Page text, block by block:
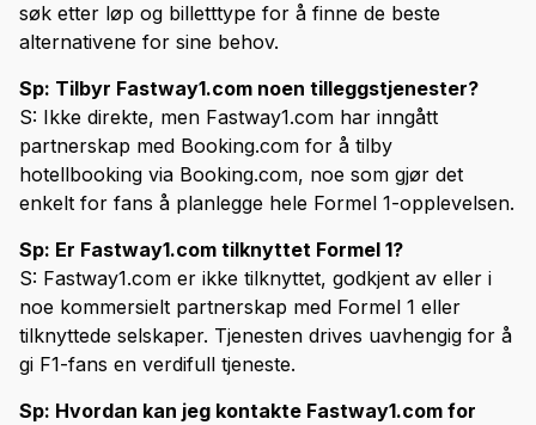
søk etter løp og billetttype for å finne de beste
alternativene for sine behov.
Sp: Tilbyr Fastway1.com noen tilleggstjenester?
S: Ikke direkte, men Fastway1.com har inngått
partnerskap med Booking.com for å tilby
hotellbooking via Booking.com, noe som gjør det
enkelt for fans å planlegge hele Formel 1-opplevelsen.
Sp: Er Fastway1.com tilknyttet Formel 1?
S: Fastway1.com er ikke tilknyttet, godkjent av eller i
noe kommersielt partnerskap med Formel 1 eller
tilknyttede selskaper. Tjenesten drives uavhengig for å
gi F1-fans en verdifull tjeneste.
Sp: Hvordan kan jeg kontakte Fastway1.com for